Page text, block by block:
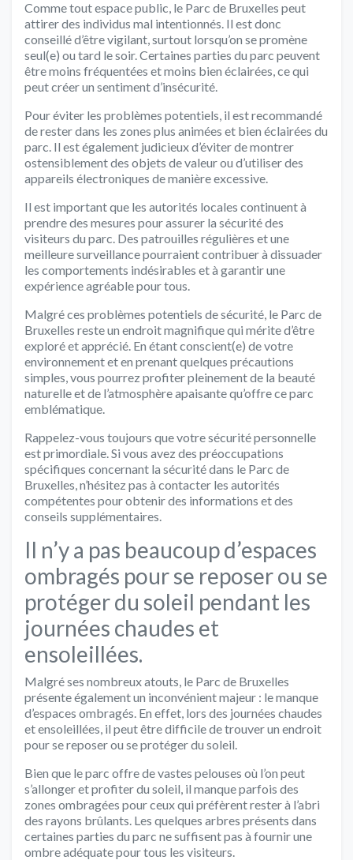
Comme tout espace public, le Parc de Bruxelles peut
attirer des individus mal intentionnés. Il est donc
conseillé d’être vigilant, surtout lorsqu’on se promène
seul(e) ou tard le soir. Certaines parties du parc peuvent
être moins fréquentées et moins bien éclairées, ce qui
peut créer un sentiment d’insécurité.
Pour éviter les problèmes potentiels, il est recommandé
de rester dans les zones plus animées et bien éclairées du
parc. Il est également judicieux d’éviter de montrer
ostensiblement des objets de valeur ou d’utiliser des
appareils électroniques de manière excessive.
Il est important que les autorités locales continuent à
prendre des mesures pour assurer la sécurité des
visiteurs du parc. Des patrouilles régulières et une
meilleure surveillance pourraient contribuer à dissuader
les comportements indésirables et à garantir une
expérience agréable pour tous.
Malgré ces problèmes potentiels de sécurité, le Parc de
Bruxelles reste un endroit magnifique qui mérite d’être
exploré et apprécié. En étant conscient(e) de votre
environnement et en prenant quelques précautions
simples, vous pourrez profiter pleinement de la beauté
naturelle et de l’atmosphère apaisante qu’offre ce parc
emblématique.
Rappelez-vous toujours que votre sécurité personnelle
est primordiale. Si vous avez des préoccupations
spécifiques concernant la sécurité dans le Parc de
Bruxelles, n’hésitez pas à contacter les autorités
compétentes pour obtenir des informations et des
conseils supplémentaires.
Il n’y a pas beaucoup d’espaces
ombragés pour se reposer ou se
protéger du soleil pendant les
journées chaudes et
ensoleillées.
Malgré ses nombreux atouts, le Parc de Bruxelles
présente également un inconvénient majeur : le manque
d’espaces ombragés. En effet, lors des journées chaudes
et ensoleillées, il peut être difficile de trouver un endroit
pour se reposer ou se protéger du soleil.
Bien que le parc offre de vastes pelouses où l’on peut
s’allonger et profiter du soleil, il manque parfois des
zones ombragées pour ceux qui préfèrent rester à l’abri
des rayons brûlants. Les quelques arbres présents dans
certaines parties du parc ne suffisent pas à fournir une
ombre adéquate pour tous les visiteurs.